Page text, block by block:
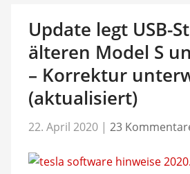
Update legt USB-
älteren Model S
– Korrektur
(aktualisiert)
22. April 2020 | 23